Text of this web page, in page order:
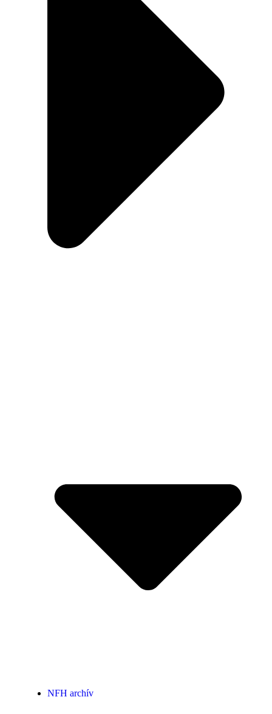
NFH archív